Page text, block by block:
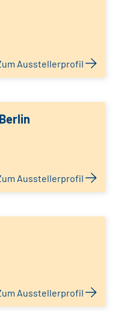
Ausstellerprofil
Ausstellerprofil
Ausstellerprofil